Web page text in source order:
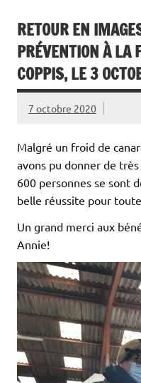
RETOUR EN
PRÉVENTION À LA
COPPIS, LE 3
7 octobre 2020
Malgré un froid de
avons pu donner de
600 personnes se sont
belle réussite pour
Un grand merci aux
Annie!